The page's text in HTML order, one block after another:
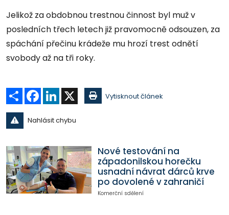
Jelikož za obdobnou trestnou činnost byl muž v
posledních třech letech již pravomocně odsouzen, za
spáchání přečinu krádeže mu hrozí trest odnětí
svobody až na tři roky.
Sdílet Facebook
LinkedIn Vytisknout článek
Nahlásit chybu
Nové testování na
západonilskou horečku
usnadní návrat dárců krve
po dovolené v zahraničí
Komerční sdělení